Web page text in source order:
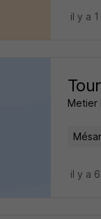
il y a
Metier
il y a